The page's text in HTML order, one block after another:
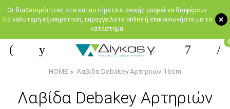
+
Oι διαθεσιμότητες στα καταστήματα λιανικής μπορεί να διαφέρουν.
Για καλύτερη εξυπηρέτηση, παραγγείλετε online ή επικοινωνήστε με το
κατάστημα.
0
HOME Λαβίδα Debakey Αρτηριών 16cm
Λαβίδα Debakey Αρτηριών